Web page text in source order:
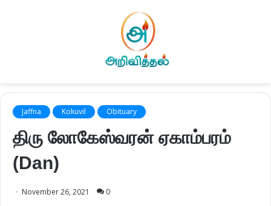
Jaffna Kokuvil Obituary
திரு லோகேஸ்வரன் ஏகாம்பரம்
(Dan)
November 26, 2021 0